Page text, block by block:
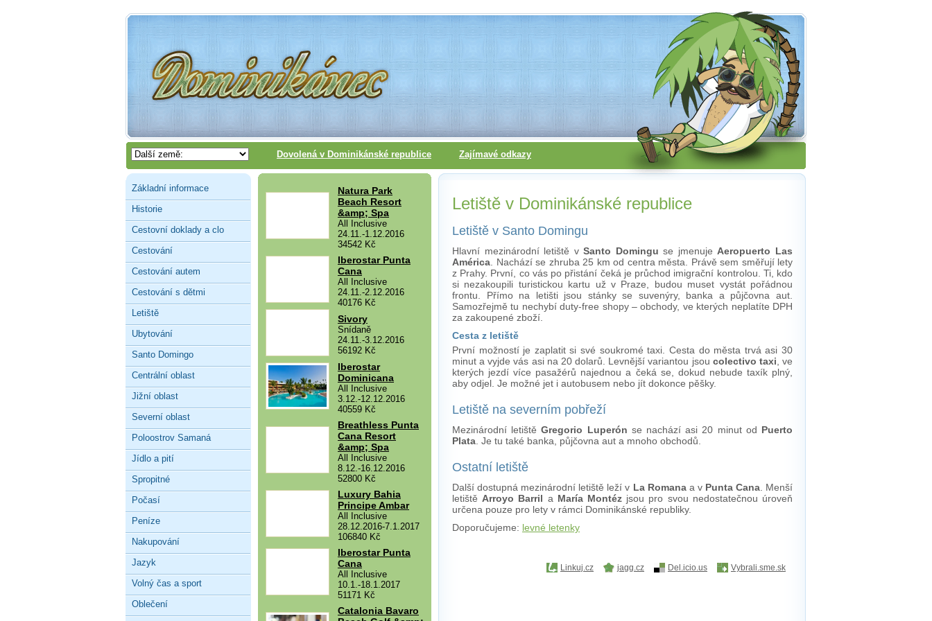
Dovolená v Dominikánské republice Zajímavé odkazy
Letiště v Dominikánské republice
Letiště v Santo Domingu
Hlavní mezinárodní letiště vSanto Domingu se jmenuje Aeropuerto Las
América . Nachází se zhruba 25 km od centra města. Právě sem směřují lety
z Prahy. První, co vás po přistání čeká je průchod imigrační kontrolou. Ti, kdo
si nezakoupili turistickou kartu už v Praze, budou muset vystát pořádnou
frontu. Přímo na letišti jsou stánky se suvenýry, banka a půjčovna aut.
Samozřejmě tu nechybí duty-free shopy – obchody, ve kterých neplatíte DPH
za zakoupené zboží.
Cesta z letiště
První možností je zaplatit si své soukromé taxi. Cesta do města trvá asi 30
minut a vyjde vás asi na 20 dolarů. Levnější variantou jsou colectivo taxi , ve
kterých jezdí více pasažérů najednou a čeká se, dokud nebude taxík plný,
aby odjel. Je možné jet i autobusem nebo jít dokonce pěšky.
Letiště na severním pobřeží
Mezinárodní letištěGregorio Luperón se nachází asi 20 minut od Puerto
Plata . Je tu také banka, půjčovna aut a mnoho obchodů.
Ostatní letiště
Další dostupná mezinárodní letiště leží v La Romanaa v Punta Cana. Menší
letiště Arroyo Barril a María Montéz jsou pro svou nedostatečnou úroveň
určena pouze pro lety v rámci Dominikánské republiky.
Doporučujeme: levné letenky
Linkuj.cz jagg.cz Del.icio.us Vybrali.sme.sk
Základní informace
Historie
Cestovní doklady a clo
Cestování
Cestování autem
Cestování s dětmi
Letiště
Ubytování
Santo Domingo
Centrální oblast
Jižní oblast
Severní oblast
Poloostrov Samaná
Jídlo a pití
Spropitné
Počasí
Peníze
Nakupování
Jazyk
Volný čas a sport
Oblečení
Natura Park
Beach Resort
&amp; Spa
All Inclusive
24.11.-1.12.2016
34542 Kč
Iberostar Punta
Cana
All Inclusive
24.11.-2.12.2016
40176 Kč
Sivory
Snídaně
24.11.-3.12.2016
56192 Kč
Iberostar
Dominicana
All Inclusive
3.12.-12.12.2016
40559 Kč
Breathless Punta
Cana Resort
&amp; Spa
All Inclusive
8.12.-16.12.2016
52800 Kč
Luxury Bahia
Principe Ambar
All Inclusive
28.12.2016-7.1.2017
106840 Kč
Iberostar Punta
Cana
All Inclusive
10.1.-18.1.2017
51171 Kč
Catalonia Bavaro